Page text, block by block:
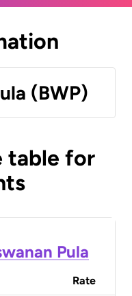
(BWP)
table for
Pula
Rate